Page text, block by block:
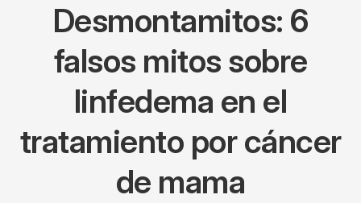
Desmontamitos: 6
falsos mitos sobre
linfedema en el
tratamiento por cáncer
de mama